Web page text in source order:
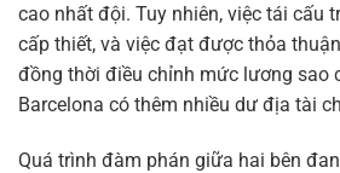
cao nhất đội. Tuy nhiên, việc tái cấu
cấp thiết, và việc đạt được thỏa
đồng thời điều chỉnh mức lương sao
Barcelona có thêm nhiều dư địa tài
Quá trình đàm phán giữa hai bên